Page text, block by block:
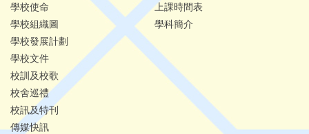
學校使命
學校組織圖
學校發展計劃
學校文件
校訓及校歌
校舍巡禮
校訊及特刊
傳媒快訊
上課時間表
學科簡介